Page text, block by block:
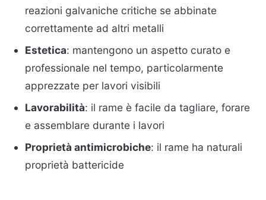
reazioni galvaniche critiche se abbinate
correttamente ad altri metalli
Estetica: mantengono un aspetto curato e
professionale nel tempo, particolarmente
apprezzate per lavori visibili
Lavorabilità: il rame è facile da tagliare, forare
e assemblare durante i lavori
Proprietà antimicrobiche: il rame ha naturali
proprietà battericide